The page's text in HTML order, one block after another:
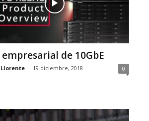
empresarial de 10GbE
- 19 diciembre, 2018 0